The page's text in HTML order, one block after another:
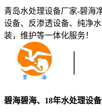
青岛水处理设备厂家-碧海
设备、反渗透设备、纯净
装，维护等一体化服务！
碧海碧海、18年水处理设